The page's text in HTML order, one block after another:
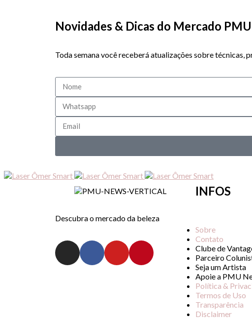
Novidades & Dicas do Mercado PMU
Toda semana você receberá atualizações sobre técnicas,
Descubra o mercado da beleza
INFOS
Sobre
Contato
Clube de
Parceiro
Seja um Artista
Apoie a PMU
Política &
Termos de Uso
Transparência
Disclaimer